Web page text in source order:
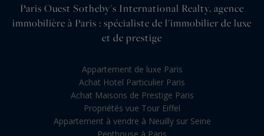
Paris Ouest Sotheby's International Realty, agence
immobilière à Paris : spécialiste de l'immobilier de luxe
et de prestige
Appartement de luxe Paris
Achat Hotel Particulier Paris
Achat Maisons de Prestige Paris
Propriétés vue Tour Eiffel
Appartement à vendre à Neuilly sur Seine